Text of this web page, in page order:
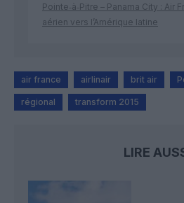
Pointe‑à‑Pitre – Panama City : Air
aérien vers l’Amérique latine
air france airlinair brit air
régional transform 2015
LIRE